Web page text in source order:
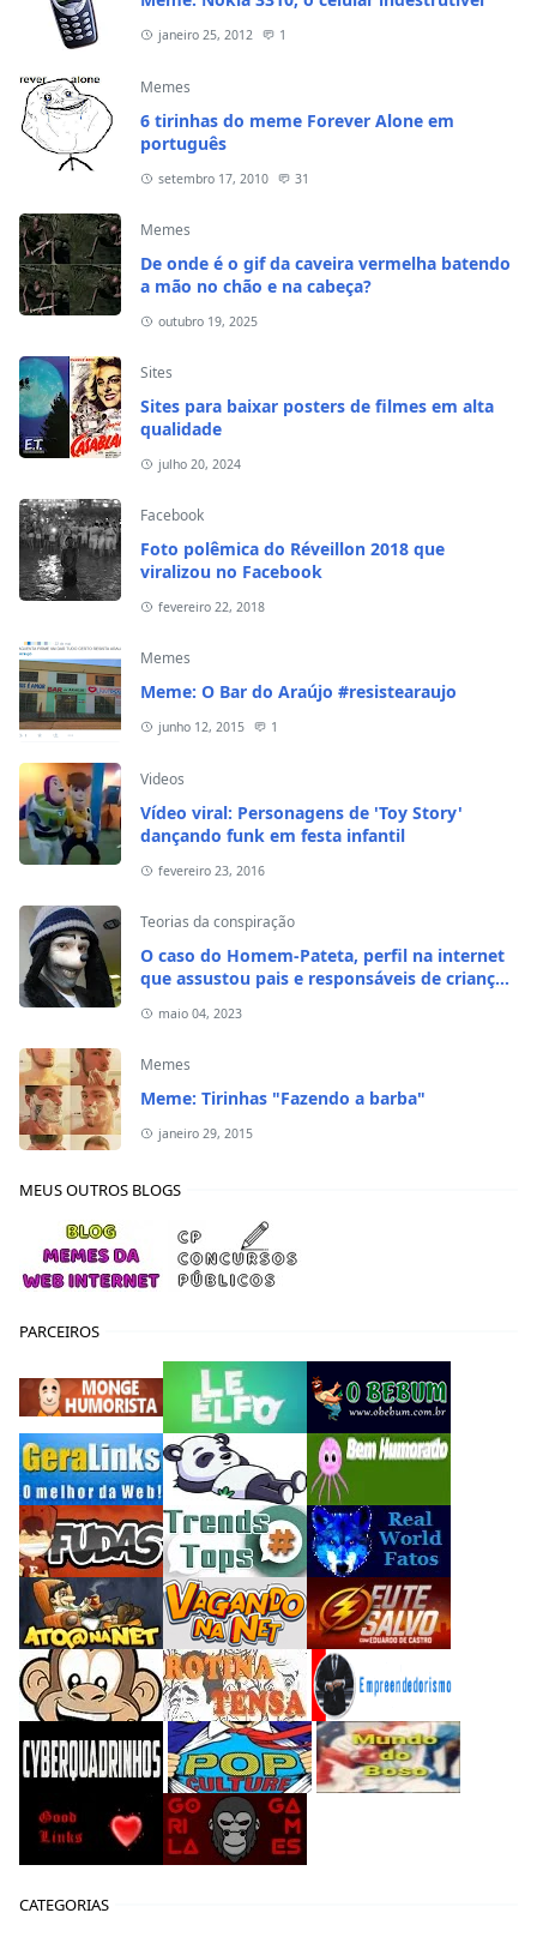
janeiro 25, 2012 1
Memes
6 tirinhas do meme Forever Alone em
português
setembro 17, 2010 31
Memes
De onde é o gif da caveira vermelha batendo
a mão no chão e na cabeça?
outubro 19, 2025
Sites
Sites para baixar posters de filmes em alta
qualidade
julho 20, 2024
Facebook
Foto polêmica do Réveillon 2018 que
viralizou no Facebook
fevereiro 22, 2018
Memes
Meme: O Bar do Araújo #resistearaujo
junho 12, 2015 1
Videos
Vídeo viral: Personagens de 'Toy Story'
dançando funk em festa infantil
fevereiro 23, 2016
Teorias da conspiração
O caso do Homem-Pateta, perfil na internet
que assustou pais e responsáveis de crianças
maio 04, 2023
Memes
Meme: Tirinhas "Fazendo a barba"
janeiro 29, 2015
MEUS OUTROS BLOGS
PARCEIROS
CATEGORIAS